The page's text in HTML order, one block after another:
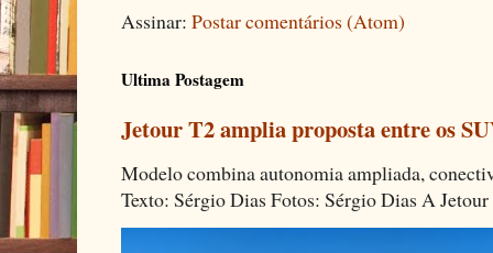
Assinar: Postar comentários (Atom)
Ultima Postagem
Jetour T2 amplia proposta entre os
Modelo combina autonomia ampliada,
Texto: Sérgio Dias Fotos: Sérgio Dias A